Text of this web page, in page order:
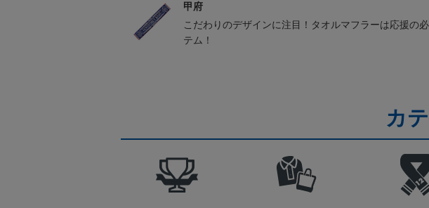
甲府
こだわりのデザインに注目！タオルマフラーは応援の
テム！
カ